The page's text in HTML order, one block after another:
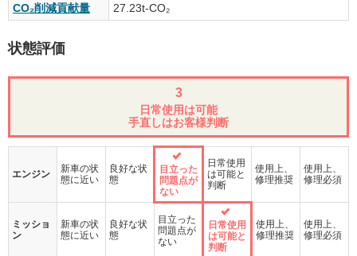
CO₂削減貢献量 27.23t-CO₂
状態評価
3
日常使用は可能
手直しはお客様判断
エンジン
新車の状
態に近い
良好な状
態
目立った
問題点が
ない
日常使用
は可能と
判断
使用上、
修理推奨
使用上、
修理必須
ミッショ
ン
新車の状
態に近い
良好な状
態
目立った
問題点が
ない
日常使用
は可能と
判断
使用上、
修理推奨
使用上、
修理必須